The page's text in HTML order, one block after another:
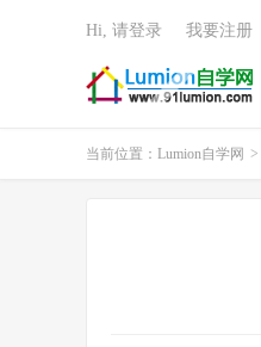
Hi, 请登录 我要注册
当前位置： Lumion自学网 >